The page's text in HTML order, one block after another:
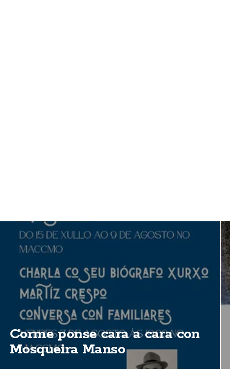
Corme ponse cara a cara con
Mosqueira Manso